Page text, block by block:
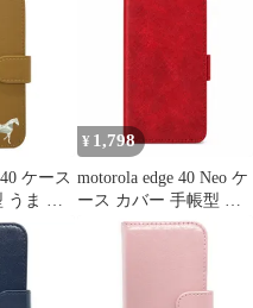
マグネ
ケース
ーラエ
い 猫柄
バー edge40ケース
edge40カバー "4q-3pl-
ケース
ま 馬
40カ
ス
¥ 1,798
motorola edge 40 Neo ケ
ース カバー 手帳型 レ
ザー調 edge 40 Neoケー
ス edge 40 Neoカバー
edge40Neoカバー "q-